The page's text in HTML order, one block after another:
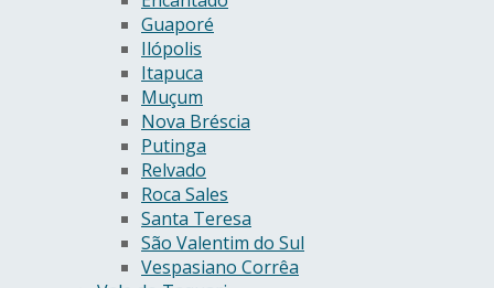
Guaporé
Ilópolis
Itapuca
Muçum
Nova Bréscia
Putinga
Relvado
Roca Sales
Santa Teresa
São Valentim do Sul
Vespasiano Corrêa